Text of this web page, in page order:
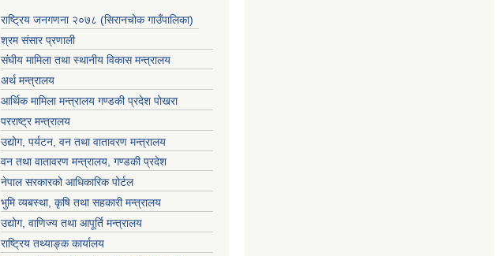
राष्ट्रिय जनगणना २०७८ (सिरानचोक गाउँपालिका)
श्रम संसार प्रणाली
संघीय मामिला तथा स्थानीय विकास मन्त्रालय
अर्थ मन्त्रालय
आर्थिक मामिला मन्त्रालय गण्डकी प्रदेश पोखरा
परराष्ट्र मन्त्रालय
उद्योग, पर्यटन, वन तथा वातावरण मन्त्रालय
वन तथा वातावरण मन्त्रालय, गण्डकी प्रदेश
नेपाल सरकारको आधिकारिक पोर्टल
भुमि व्यबस्था, कृषि तथा सहकारी मन्त्रालय
उद्योग, वाणिज्य तथा आपूर्ति मन्त्रालय
राष्ट्रिय तथ्याङ्क कार्यालय